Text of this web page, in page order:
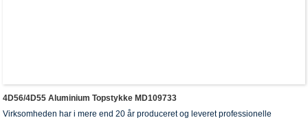
4D56/4D55 Aluminium Topstykke MD109733
Virksomheden har i mere end 20 år produceret og leveret professionelle